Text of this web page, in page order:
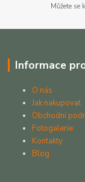
Můžete
Informace
O nás
Jak nakupovat
Obchodní
Fotogalerie
Kontakty
Blog